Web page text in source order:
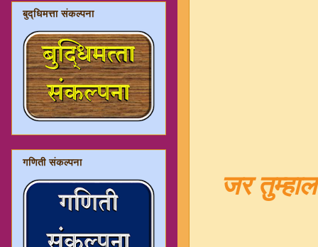
जर
बुद्धिमत्ता संकल्पना
गणिती संकल्पना